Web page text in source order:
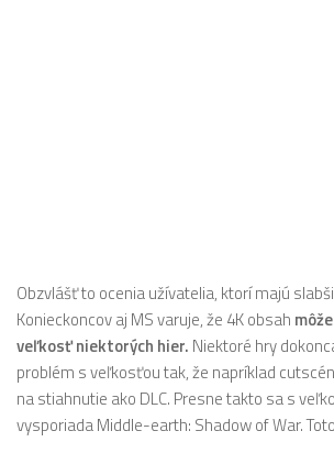
Obzvlášť to ocenia užívatelia, ktorí majú
Konieckoncov aj MS varuje, že 4K obsah
veľkosť niektorých hier. Niektoré hry
problém s veľkosťou tak, že napríklad
na stiahnutie ako DLC. Presne takto sa s
vysporiada Middle-earth: Shadow of War.